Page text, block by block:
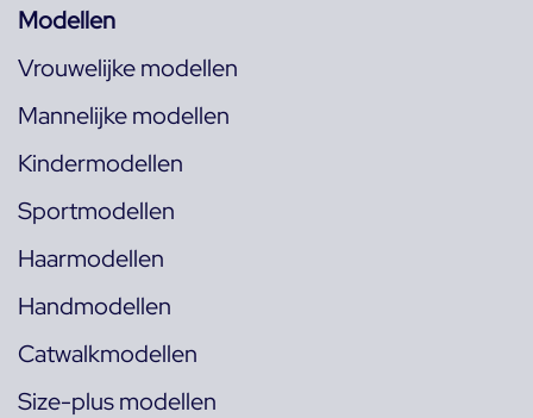
Modellen
Vrouwelijke modellen
Mannelijke modellen
Kindermodellen
Sportmodellen
Haarmodellen
Handmodellen
Catwalkmodellen
Size-plus modellen